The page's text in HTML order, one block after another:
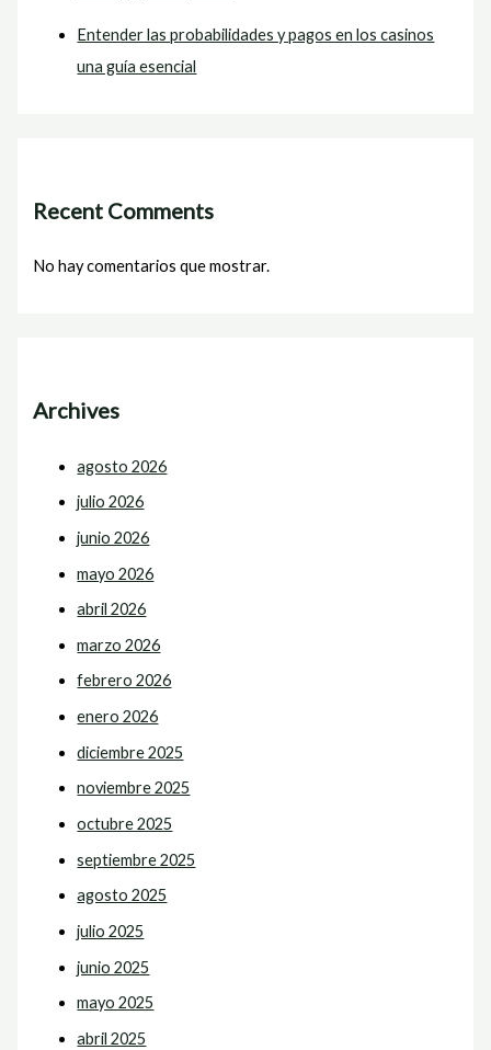
Entender las probabilidades y pagos en los casinos
una guía esencial
Recent Comments
No hay comentarios que mostrar.
Archives
agosto 2026
julio 2026
junio 2026
mayo 2026
abril 2026
marzo 2026
febrero 2026
enero 2026
diciembre 2025
noviembre 2025
octubre 2025
septiembre 2025
agosto 2025
julio 2025
junio 2025
mayo 2025
abril 2025